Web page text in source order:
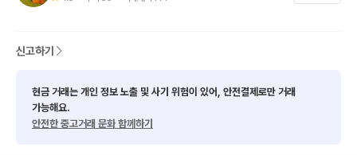
신고하기
현금 거래는 개인 정보 노출 및 사기 위험이 있어, 안전결제로만 거래
가능해요.
안전한 중고거래 문화 함께하기